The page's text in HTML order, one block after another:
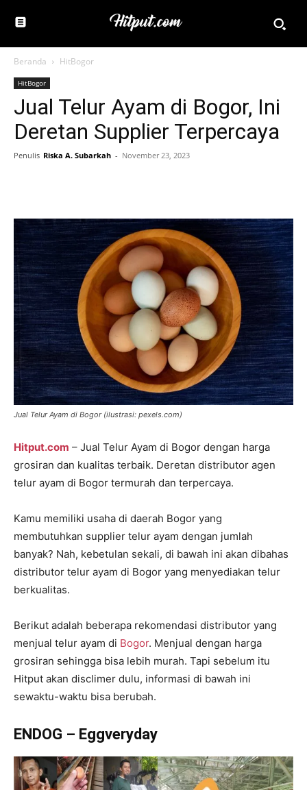
Beranda HitBogor
HitBogor
Jual Telur Ayam di Bogor, Ini
Deretan Supplier Terpercaya
Penulis Riska A. Subarkah - November 23, 2023
Jual Telur Ayam di Bogor (ilustrasi: pexels.com)
Hitput.com – Jual Telur Ayam di Bogor dengan harga
grosiran dan kualitas terbaik. Deretan distributor agen
telur ayam di Bogor termurah dan terpercaya.
Kamu memiliki usaha di daerah Bogor yang
membutuhkan supplier telur ayam dengan jumlah
banyak? Nah, kebetulan sekali, di bawah ini akan dibahas
distributor telur ayam di Bogor yang menyediakan telur
berkualitas.
Berikut adalah beberapa rekomendasi distributor yang
menjual telur ayam di Bogor. Menjual dengan harga
grosiran sehingga bisa lebih murah. Tapi sebelum itu
Hitput akan disclimer dulu, informasi di bawah ini
sewaktu-waktu bisa berubah.
ENDOG – Eggveryday